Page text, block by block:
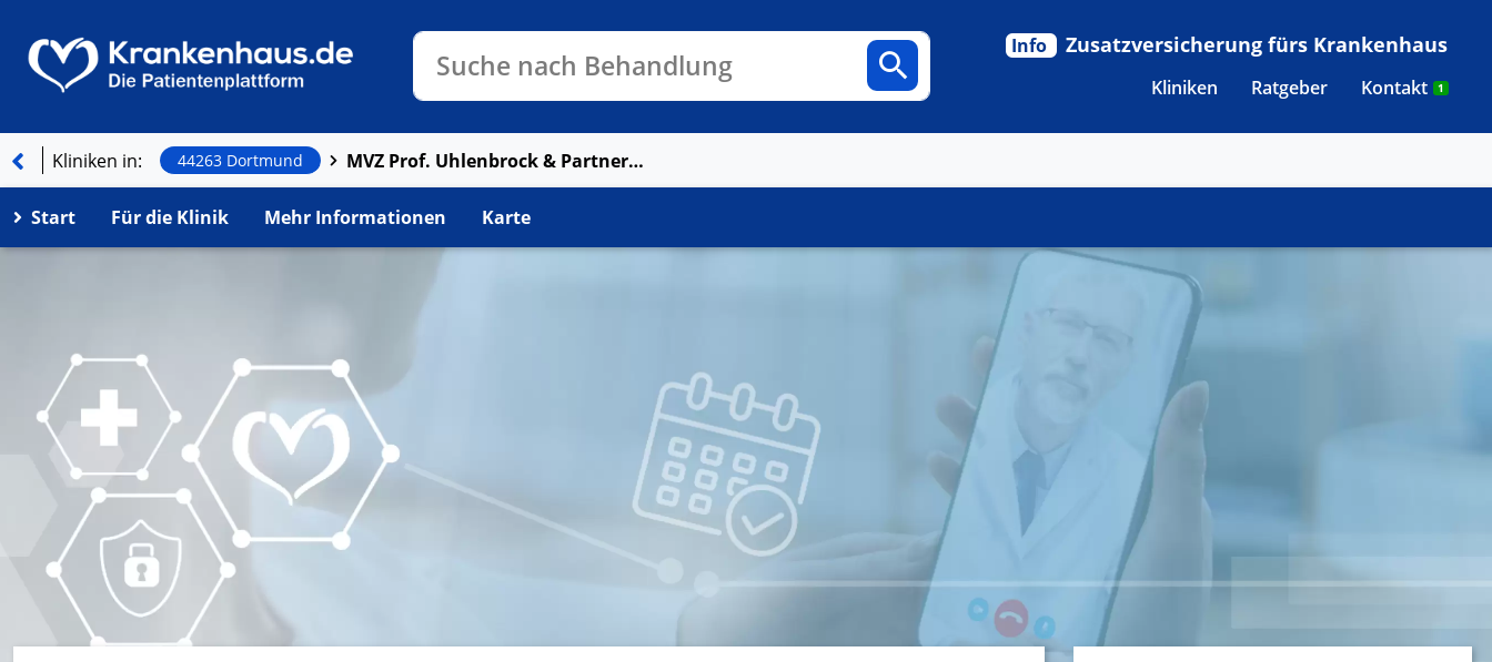
Suche nach Behandlung
Kliniken
Ratgeber Kontakt 1
Info Zusatzversicherung fürs Krankenhaus
Kliniken in: 44263 Dortmund MVZ Prof. Uhlenbrock & Partner Haupstelle DO-Hörde
Start Für die Klinik Mehr Informationen Karte